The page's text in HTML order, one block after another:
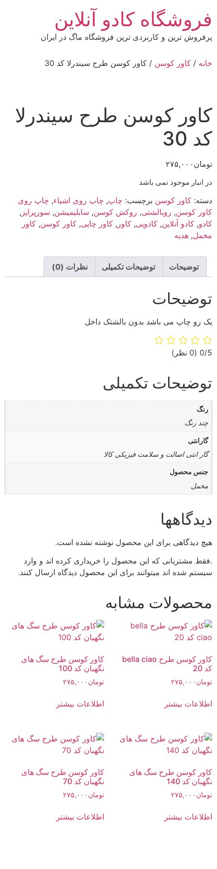
محتوا
فروشگاه کادو آنلاین
پرفروش ترین و کاربردی ترین فروشگاه ماگ در ایران
خانه / کاور کوسن / کاور کوسن طرح سیندرلا کد 30
کاور کوسن طرح سیندرلا
کد 30
تومان ۲۷۵,۰۰۰
در انبار موجود نمی باشد
دسته: کاور کوسن برچسب: چاپ, چاپ روی اشیاء, چاپ روی
کاور کوسن, روبالشتی, روکش کوسن, سابلیمیشن, سورپرایز ,
کادو, کادو آنلاین, کادویی, کاور , کاور چاپی, کاور کوسن, کاور
مخمل, هدیه
توضیحات توضیحات تکمیلی نظرات (0)
توضیحات
یک رو چاپ می باشد بدون بالشتک داخل
‫0/5 ‫(0 نظر)
توضیحات تکمیلی
رنگ
چند رنگ
گارانتی
گار انتی اصالت و سلامت فیزیکی کالا
جنس محصول
مخمل
دیدگاهها
هیچ دیدگاهی برای این محصول نوشته نشده است.
.فقط مشتریانی که این محصول را خریداری کرده اند و وارد
سیستم شده اند میتوانند برای این محصول دیدگاه ارسال کنند.
محصولات مشابه
کاور کوسن طرح bella ciao
کد 20
تومان ۲۷۵,۰۰۰
اطلاعات بیشتر
کاور کوسن طرح سگ های
نگهبان کد 100
تومان ۲۷۵,۰۰۰
اطلاعات بیشتر
کاور کوسن طرح سگ های
نگهبان کد 140
تومان ۲۷۵,۰۰۰
اطلاعات بیشتر
کاور کوسن طرح سگ های
نگهبان کد 70
تومان ۲۷۵,۰۰۰
اطلاعات بیشتر